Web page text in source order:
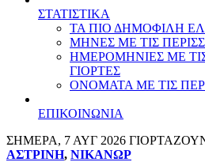
ΣΤΑΤΙΣΤΙΚΑ
ΤΑ ΠΙΟ ΔΗΜΟΦΙΛΗ
ΜΗΝΕΣ ΜΕ ΤΙΣ
ΗΜΕΡΟΜΗΝΙΕΣ ΜΕ
ΓΙΟΡΤΕΣ
ΟΝΟΜΑΤΑ ΜΕ ΤΙΣ
ΕΠΙΚΟΙΝΩΝΙΑ
ΣΗΜΕΡΑ, 7 ΑΥΓ 2026
ΑΣΤΡΙΝΗ, ΝΙΚΑΝΩΡ